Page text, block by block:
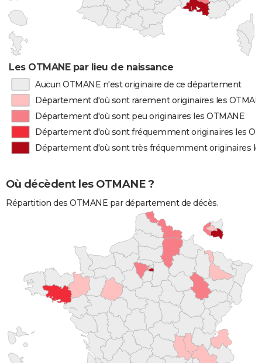
Les OTMANE par lieu de naissance
Aucun OTMANE n'est originaire de ce département
Département d'où sont rarement originaires les
Département d'où sont peu originaires les OTMANE
Département d'où sont fréquemment originaires les
Département d'où sont très fréquemment originaires
Où décèdent les OTMANE ?
Répartition des OTMANE par département de décès.